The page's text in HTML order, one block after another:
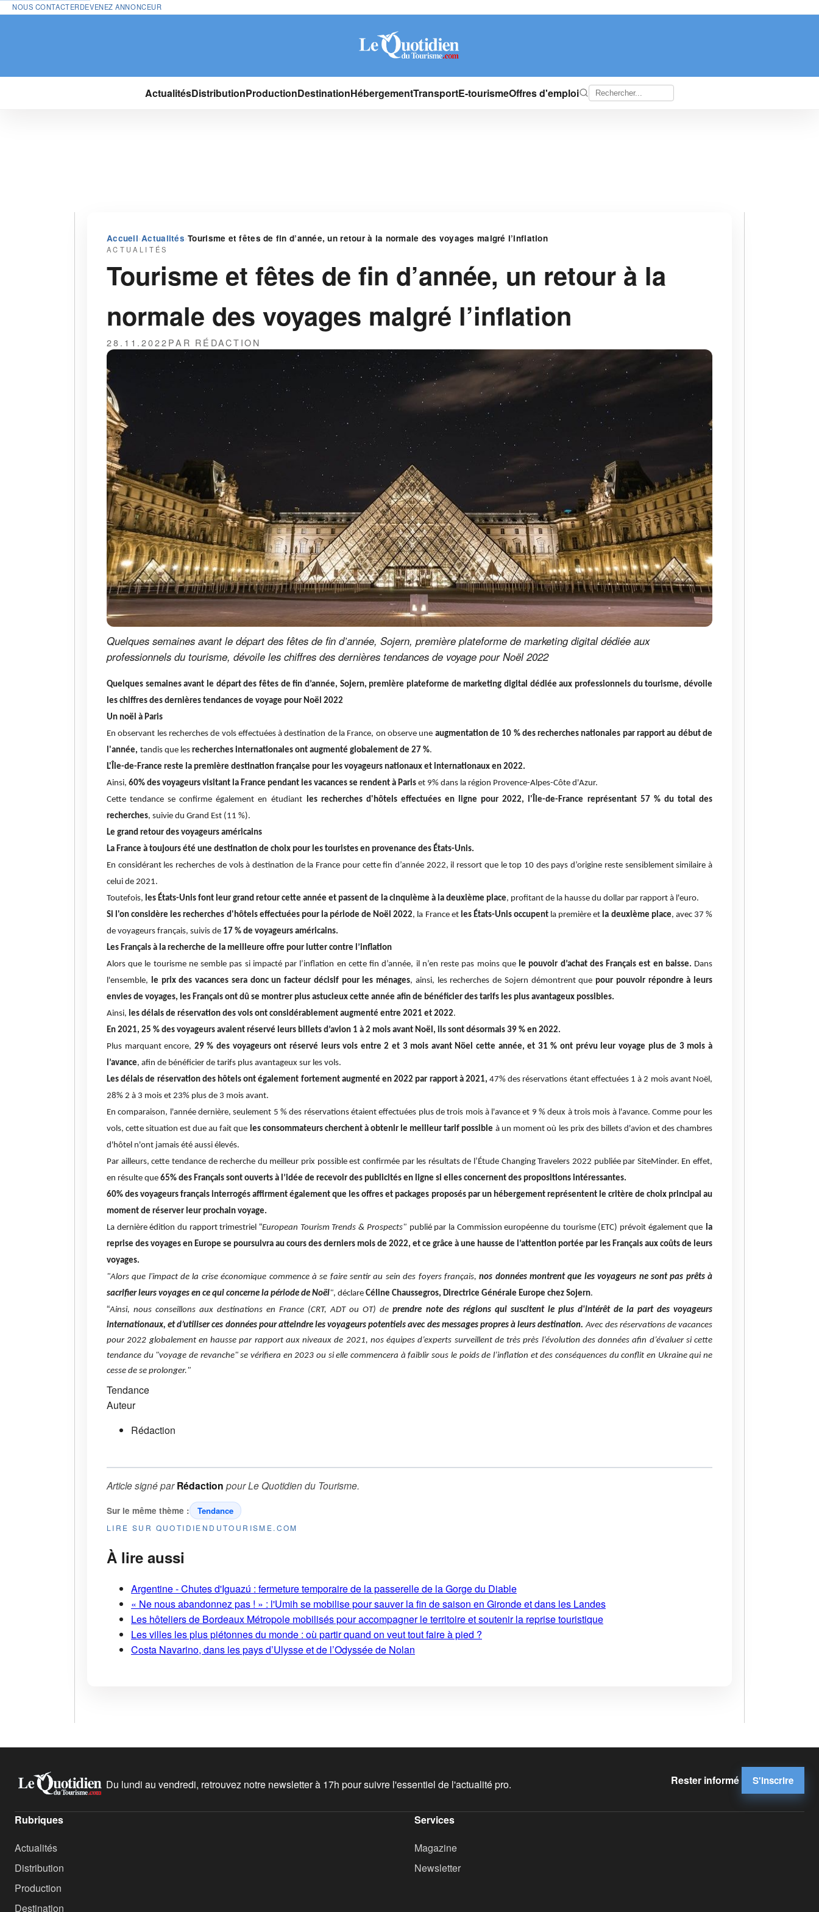
NOUS CONTACTERDEVENEZ ANNONCEUR
ActualitésDistributionProductionDestinationHébergementTransportE-tourismeOffres d'emploi
Accueil›Actualités›Tourisme et fêtes de fin d’année, un retour à la normale des voyages malgré l’inflation
ACTUALITÉS
Tourisme et fêtes de fin d’année, un retour à la
normale des voyages malgré l’inflation
28.11.2022PAR RÉDACTION
Quelques semaines avant le départ des fêtes de fin d’année, Sojern, première plateforme de marketing digital dédiée aux
professionnels du tourisme, dévoile les chiffres des dernières tendances de voyage pour Noël 2022
Quelques semaines avant le départ des fêtes de fin d’année, Sojern, première plateforme de marketing digital dédiée aux professionnels du tourisme, dévoile
les chiffres des dernières tendances de voyage pour Noël 2022
Un noël à Paris
En observant les recherches de vols effectuées à destination de la France, on observe une augmentation de 10 % des recherches nationales par rapport au début de
l'année, tandis que les recherches internationales ont augmenté globalement de 27 %.
L'Île-de-France reste la première destination française pour les voyageurs nationaux et internationaux en 2022.
Ainsi, 60% des voyageurs visitant la France pendant les vacances se rendent à Paris et 9% dans la région Provence-Alpes-Côte d'Azur.
Cette tendance se confirme également en étudiant
les recherches d'hôtels effectuées en ligne pour 2022, l'Île-de-France représentant 57 % du total des
recherches, suivie du Grand Est (11 %).
Le grand retour des voyageurs américains
La France à toujours été une destination de choix pour les touristes en provenance des États-Unis.
En considérant les recherches de vols à destination de la France pour cette fin d’année 2022, il ressort que le top 10 des pays d’origine reste sensiblement similaire à
celui de 2021.
Toutefois, les États-Unis font leur grand retour cette année et passent de la cinquième à la deuxième place, profitant de la hausse du dollar par rapport à l'euro.
Si l'on considère les recherches d'hôtels effectuées pour la période de Noël 2022, la France et les États-Unis occupent la première et la deuxième place, avec 37 %
de voyageurs français, suivis de 17 % de voyageurs américains.
Les Français à la recherche de la meilleure offre pour lutter contre l’inflation
Alors que le tourisme ne semble pas si impacté par l’inflation en cette fin d’année, il n’en reste pas moins que le pouvoir d’achat des Français est en baisse. Dans
l'ensemble,
le prix des vacances sera donc un facteur décisif pour les ménages, ainsi, les recherches de Sojern démontrent que pour pouvoir répondre à leurs
envies de voyages, les Français ont dû se montrer plus astucieux cette année afin de bénéficier des tarifs les plus avantageux possibles.
Ainsi, les délais de réservation des vols ont considérablement augmenté entre 2021 et 2022.
En 2021, 25 % des voyageurs avaient réservé leurs billets d’avion 1 à 2 mois avant Noël, ils sont désormais 39 % en 2022.
Plus marquant encore, 29 % des voyageurs ont réservé leurs vols entre 2 et 3 mois avant Nöel cette année, et 31 % ont prévu leur voyage plus de 3 mois à
l’avance, afin de bénéficier de tarifs plus avantageux sur les vols.
Les délais de réservation des hôtels ont également fortement augmenté en 2022 par rapport à 2021,47% des réservations étant effectuées 1 à 2 mois avant Noël,
28% 2 à 3 mois et 23% plus de 3 mois avant.
En comparaison, l'année dernière, seulement 5 % des réservations étaient effectuées plus de trois mois à l'avance et 9 % deux à trois mois à l'avance. Comme pour les
vols, cette situation est due au fait que les consommateurs cherchent à obtenir le meilleur tarif possible à un moment où les prix des billets d'avion et des chambres
d'hôtel n'ont jamais été aussi élevés.
Par ailleurs, cette tendance de recherche du meilleur prix possible est confirmée par les résultats de l’Étude Changing Travelers 2022 publiée par SiteMinder. En effet,
en résulte que 65% des Français sont ouverts à l’idée de recevoir des publicités en ligne si elles concernent des propositions intéressantes.
60% des voyageurs français interrogés affirment également que les offres et packages proposés par un hébergement représentent le critère de choix principal au
moment de réserver leur prochain voyage.
La dernière édition du rapport trimestriel“European Tourism Trends & Prospects" publié par la Commission européenne du tourisme (ETC) prévoit également que la
reprise des voyages en Europe se poursuivra au cours des derniers mois de 2022, et ce grâce à une hausse de l’attention portée par les Français aux coûts de leurs
voyages.
"Alors que l'impact de la crise économique commence à se faire sentir au sein des foyers français, nos données montrent que les voyageurs ne sont pas prêts à
sacrifier leurs voyages en ce qui concerne la période de Noël", déclare Céline Chaussegros, Directrice Générale Europe chez Sojern.
“Ainsi, nous conseillons aux destinations en France (CRT, ADT ou OT) deprendre note des régions qui suscitent le plus d'intérêt de la part des voyageurs
internationaux, et d’utiliser ces données pour atteindre les voyageurs potentiels avec des messages propres à leurs destination. Avec des réservations de vacances
pour 2022 globalement en hausse par rapport aux niveaux de 2021, nos équipes d’experts surveillent de très près l’évolution des données afin d’évaluer si cette
tendance du "voyage de revanche" se vérifiera en 2023 ou si elle commencera à faiblir sous le poids de l’inflation et des conséquences du conflit en Ukraine qui ne
cesse de se prolonger."
Tendance
Auteur
Rédaction
Article signé parRédaction pourLe Quotidien du Tourisme.
Sur le même thème : Tendance
LIRE SUR QUOTIDIENDUTOURISME.COM
À lire aussi
Argentine - Chutes d'Iguazú : fermeture temporaire de la passerelle de la Gorge du Diable
« Ne nous abandonnez pas ! » : l'Umih se mobilise pour sauver la fin de saison en Gironde et dans les Landes
Les hôteliers de Bordeaux Métropole mobilisés pour accompagner le territoire et soutenir la reprise touristique
Les villes les plus piétonnes du monde : où partir quand on veut tout faire à pied ?
Costa Navarino, dans les pays d’Ulysse et de l’Odyssée de Nolan
Du lundi au vendredi, retrouvez notre newsletter à 17h pour suivre l'essentiel de l'actualité pro. Rester informé S'inscrire
Rubriques
Actualités
Distribution
Production
Destination
Services
Magazine
Newsletter